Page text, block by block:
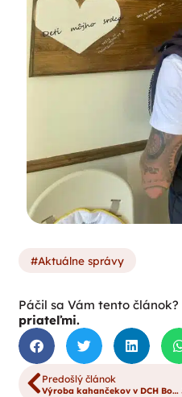
Aktuálne správy
Páčil sa Vám tento článok?
priateľmi.
Predošlý článok
Výroba kahančekov v DCH Božej prozreteľnosti